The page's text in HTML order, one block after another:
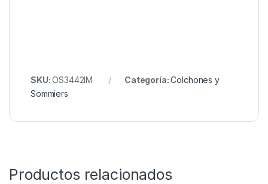
SKU:OS3442IM Categoría:Colchones y
Sommiers
Productos relacionados